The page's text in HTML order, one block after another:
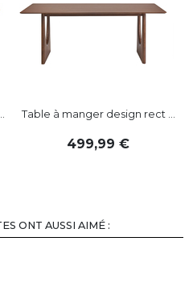
Table à manger design rect ...
499,99
ONT AUSSI AIMÉ :